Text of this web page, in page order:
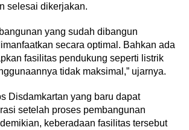
selesai dikerjakan.
yang sudah dibangun
secara optimal. Bahkan ada
fasilitas pendukung seperti listrik
tidak maksimal,” ujarnya.
Disdamkartan yang baru dapat
setelah proses pembangunan
keberadaan fasilitas tersebut